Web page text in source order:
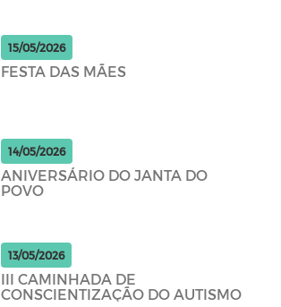
15/05/2026
FESTA DAS MÃES
14/05/2026
ANIVERSÁRIO DO JANTA DO
POVO
13/05/2026
III CAMINHADA DE
CONSCIENTIZAÇÃO DO AUTISMO